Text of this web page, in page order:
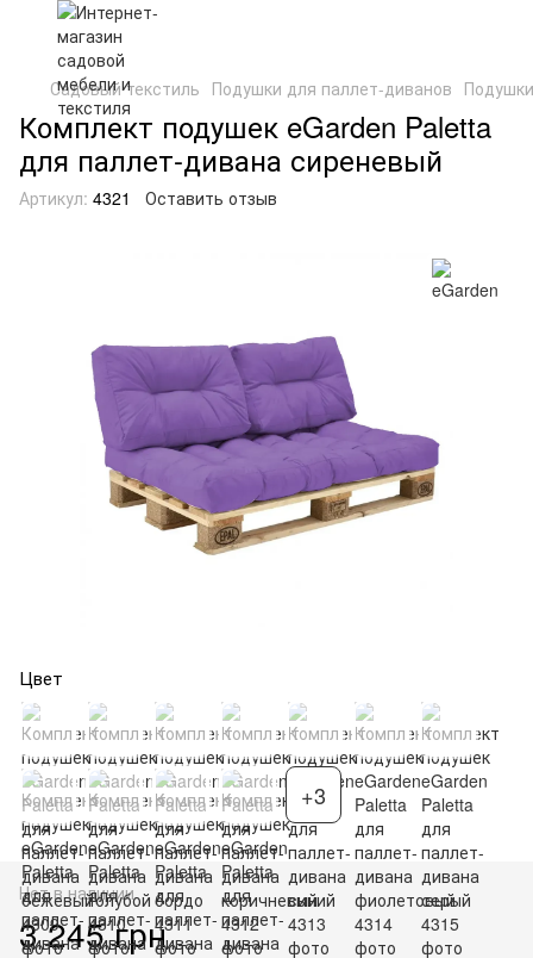
Садовый текстиль Подушки для паллет-диванов
Комплект подушек eGarden Paletta
для паллет-дивана сиреневый
Артикул: 4321 Оставить отзыв
Цвет
+3
Нет в наличии
3 245 грн